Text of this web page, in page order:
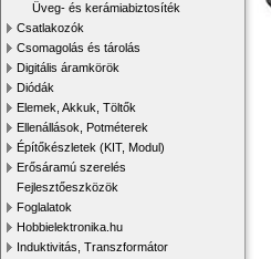
Üveg- és kerámiabiztosíték
Csatlakozók
Csomagolás és tárolás
Digitális áramkörök
Diódák
Elemek, Akkuk, Töltők
Ellenállások, Potméterek
Építőkészletek (KIT, Modul)
Erősáramú szerelés
Fejlesztőeszközök
Foglalatok
Hobbielektronika.hu
Induktivitás, Transzformátor